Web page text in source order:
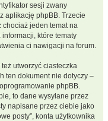
sesji zwany
aplikację phpBB. Trzecie
chociaż jeden temat na
informacji, które tematy
ci nawigacji na forum.
utworzyć ciasteczka
ten dokument nie dotyczy –
phpBB.
to dane wysyłane przez
napisane przez ciebie jako
posty”, konta użytkownika